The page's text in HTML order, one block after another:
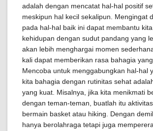
adalah dengan mencatat hal-hal positif
meskipun hal kecil sekalipun. Mengingat
pada hal-hal baik ini dapat membantu
kehidupan dengan sudut pandang yang
akan lebih menghargai momen
kali dapat memberikan rasa bahagia
Mencoba untuk menggabungkan hal-hal
kita bahagia dengan rutinitas sehat
yang kuat. Misalnya, jika kita menikmati
dengan teman-teman, buatlah itu
bermain basket atau hiking. Dengan
hanya berolahraga tetapi juga